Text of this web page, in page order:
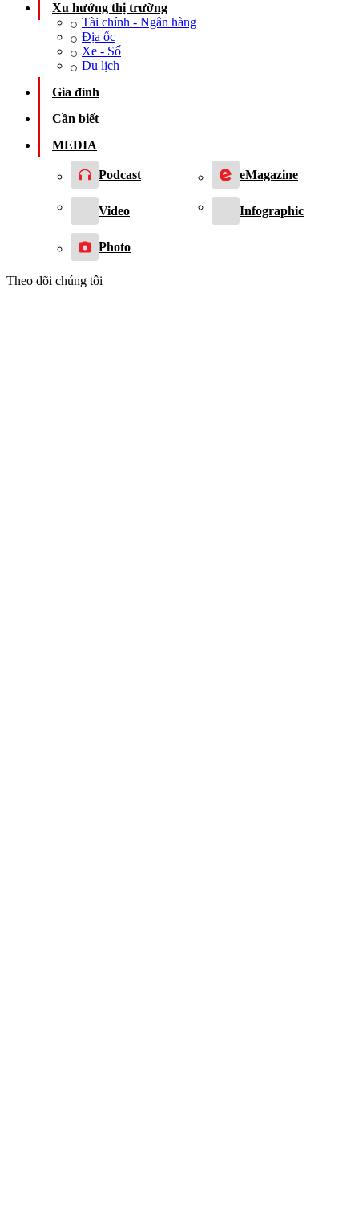
Xu hướng thị trường
Tài chính - Ngân hàng
Địa ốc
Xe - Số
Du lịch
Gia đình
Cần biết
MEDIA
Podcast eMagazine
Video Infographic
Photo
Theo dõi chúng tôi